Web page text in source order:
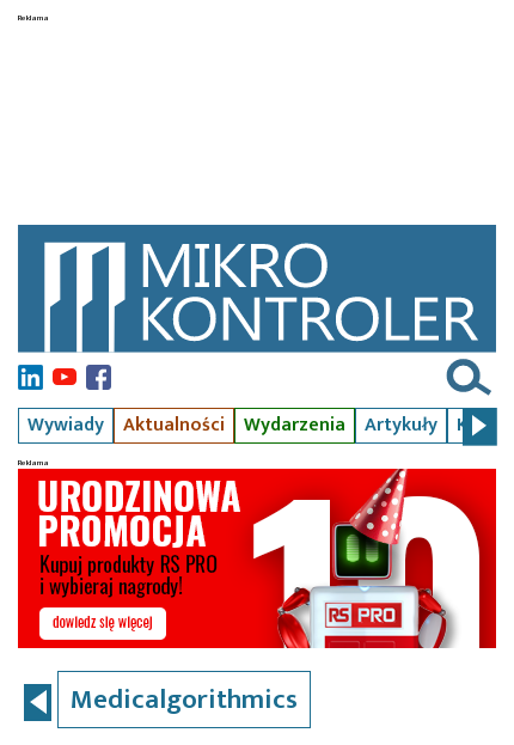
Wywiady Aktualności Wydarzenia Artykuły Kursy
Medicalgorithmics